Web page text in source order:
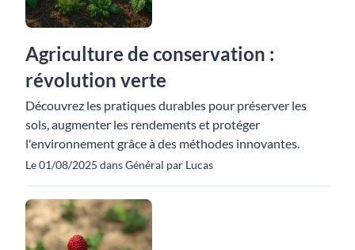
Agriculture de conservation :
révolution verte
Découvrez les pratiques durables pour préserver les
sols, augmenter les rendements et protéger
l'environnement grâce à des méthodes innovantes.
Le 01/08/2025 dans Général par Lucas